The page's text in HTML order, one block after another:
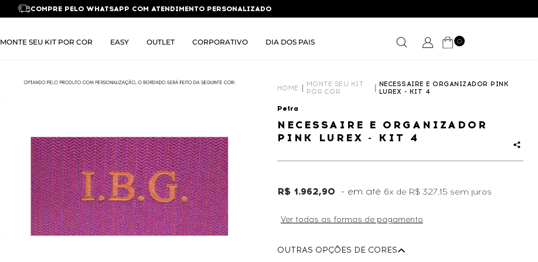
COMPRE PELO WHATSAPP COM ATENDIMENTO PERSONALIZADO
MONTE SEU KIT POR COR EASY OUTLET CORPORATIVO DIA DOS PAIS 0
HOME
MONTE SEU KIT
POR COR
NECESSAIRE E ORGANIZADOR PINK
LUREX - KIT 4
Petra
NECESSAIRE E ORGANIZADOR
PINK LUREX - KIT 4
R$ 1.962,90 6x de R$ 327,15 sem juros
Ver todas as formas de pagamento
OUTRAS OPÇÕES DE CORES